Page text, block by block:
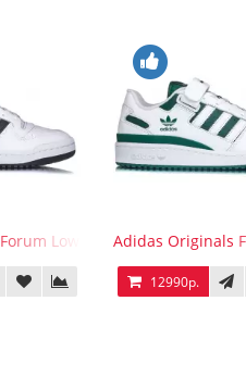
Low WB White Black
Adidas Originals
12990р.